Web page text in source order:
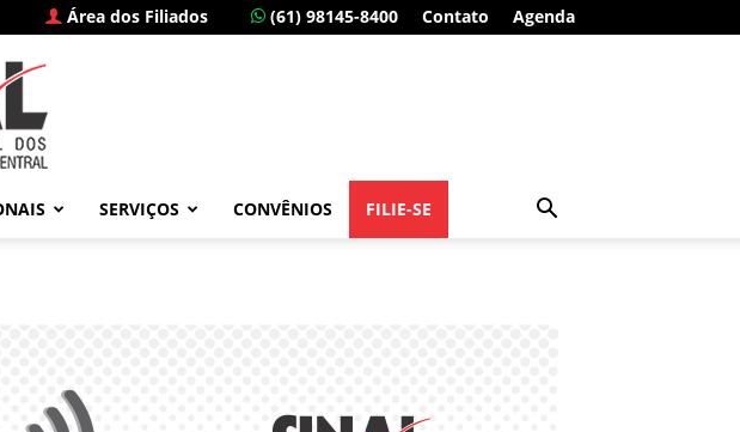
Área dos Filiados (61) 98145-8400 Contato Agenda
SERVIÇOS CONVÊNIOS FILIE-SE